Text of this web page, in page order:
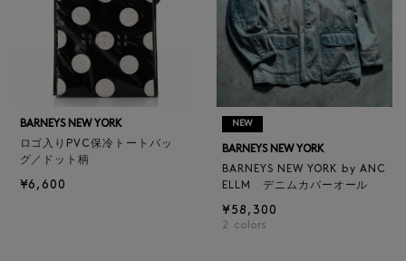
BARNEYS NEW YORK
ロゴ入りPVC保冷トートバッ
グ／ドット柄
¥6,600
NEW
BARNEYS NEW YORK
BARNEYS NEW YORK by ANC
ELLM デニムカバーオール
¥58,300
2 colors